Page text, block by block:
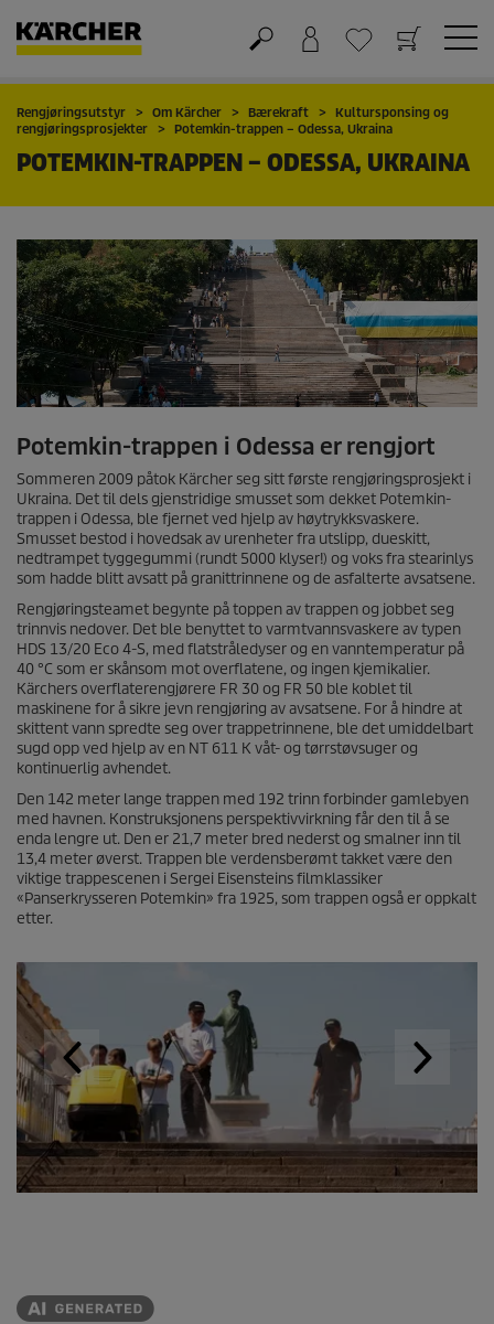
Handlekurv
Ønskeliste
Rengjøringsutstyr Om Kärcher Bærekraft
Kultursponsing og
rengjøringsprosjekter
Potemkin-trappen – Odessa, Ukraina
POTEMKIN-TRAPPEN – ODESSA, UKRAINA
Potemkin-trappen i Odessa er rengjort
Sommeren 2009 påtok Kärcher seg sitt første rengjøringsprosjekt i
Ukraina. Det til dels gjenstridige smusset som dekket Potemkin-
trappen i Odessa, ble fjernet ved hjelp av høytrykksvaskere.
Smusset bestod i hovedsak av urenheter fra utslipp, dueskitt,
nedtrampet tyggegummi (rundt 5000 klyser!) og voks fra stearinlys
som hadde blitt avsatt på granittrinnene og de asfalterte avsatsene.
Rengjøringsteamet begynte på toppen av trappen og jobbet seg
trinnvis nedover. Det ble benyttet to varmtvannsvaskere av typen
HDS 13/20 Eco 4-S, med flatstråledyser og en vanntemperatur på
40 °C som er skånsom mot overflatene, og ingen kjemikalier.
Kärchers overflaterengjørere FR 30 og FR 50 ble koblet til
maskinene for å sikre jevn rengjøring av avsatsene. For å hindre at
skittent vann spredte seg over trappetrinnene, ble det umiddelbart
sugd opp ved hjelp av en NT 611 K våt- og tørrstøvsuger og
kontinuerlig avhendet.
Den 142 meter lange trappen med 192 trinn forbinder gamlebyen
med havnen. Konstruksjonens perspektivvirkning får den til å se
enda lengre ut. Den er 21,7 meter bred nederst og smalner inn til
13,4 meter øverst. Trappen ble verdensberømt takket være den
viktige trappescenen i Sergei Eisensteins filmklassiker
«Panserkrysseren Potemkin» fra 1925, som trappen også er oppkalt
etter.